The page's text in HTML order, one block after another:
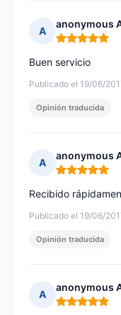
A
anonymous
Nota: 5 de 5
Publicado el 19/06/
Buen servicio
Opinión traducida
A
anonymous
Nota: 5 de 5
Publicado el 19/06/
Recibido
Opinión traducida
A
anonymous
Nota: 5 de 5